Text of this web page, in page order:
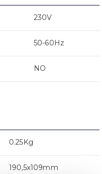
230V
50-60Hz
NO
0.25Kg
190,5x109mm